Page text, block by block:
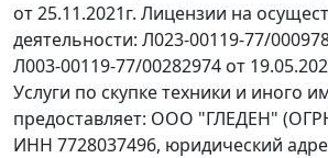
от 25.11.2021г. Лицензии на
деятельности: Л023-00119-77/
Л003-00119-77/00282974 от
Услуги по скупке техники и иного
предоставляет: ООО "ГЛЕДЕН"
ИНН 7728037496, юридический